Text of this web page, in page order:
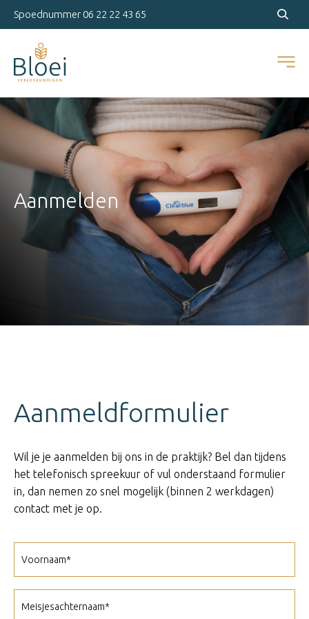
Spoednummer 06 22 22 43 65
Aanmelden
Aanmeldformulier
Wil je je aanmelden bij ons in de praktijk? Bel dan tijdens
het telefonisch spreekuur of vul onderstaand formulier
in, dan nemen zo snel mogelijk (binnen 2 werkdagen)
contact met je op.